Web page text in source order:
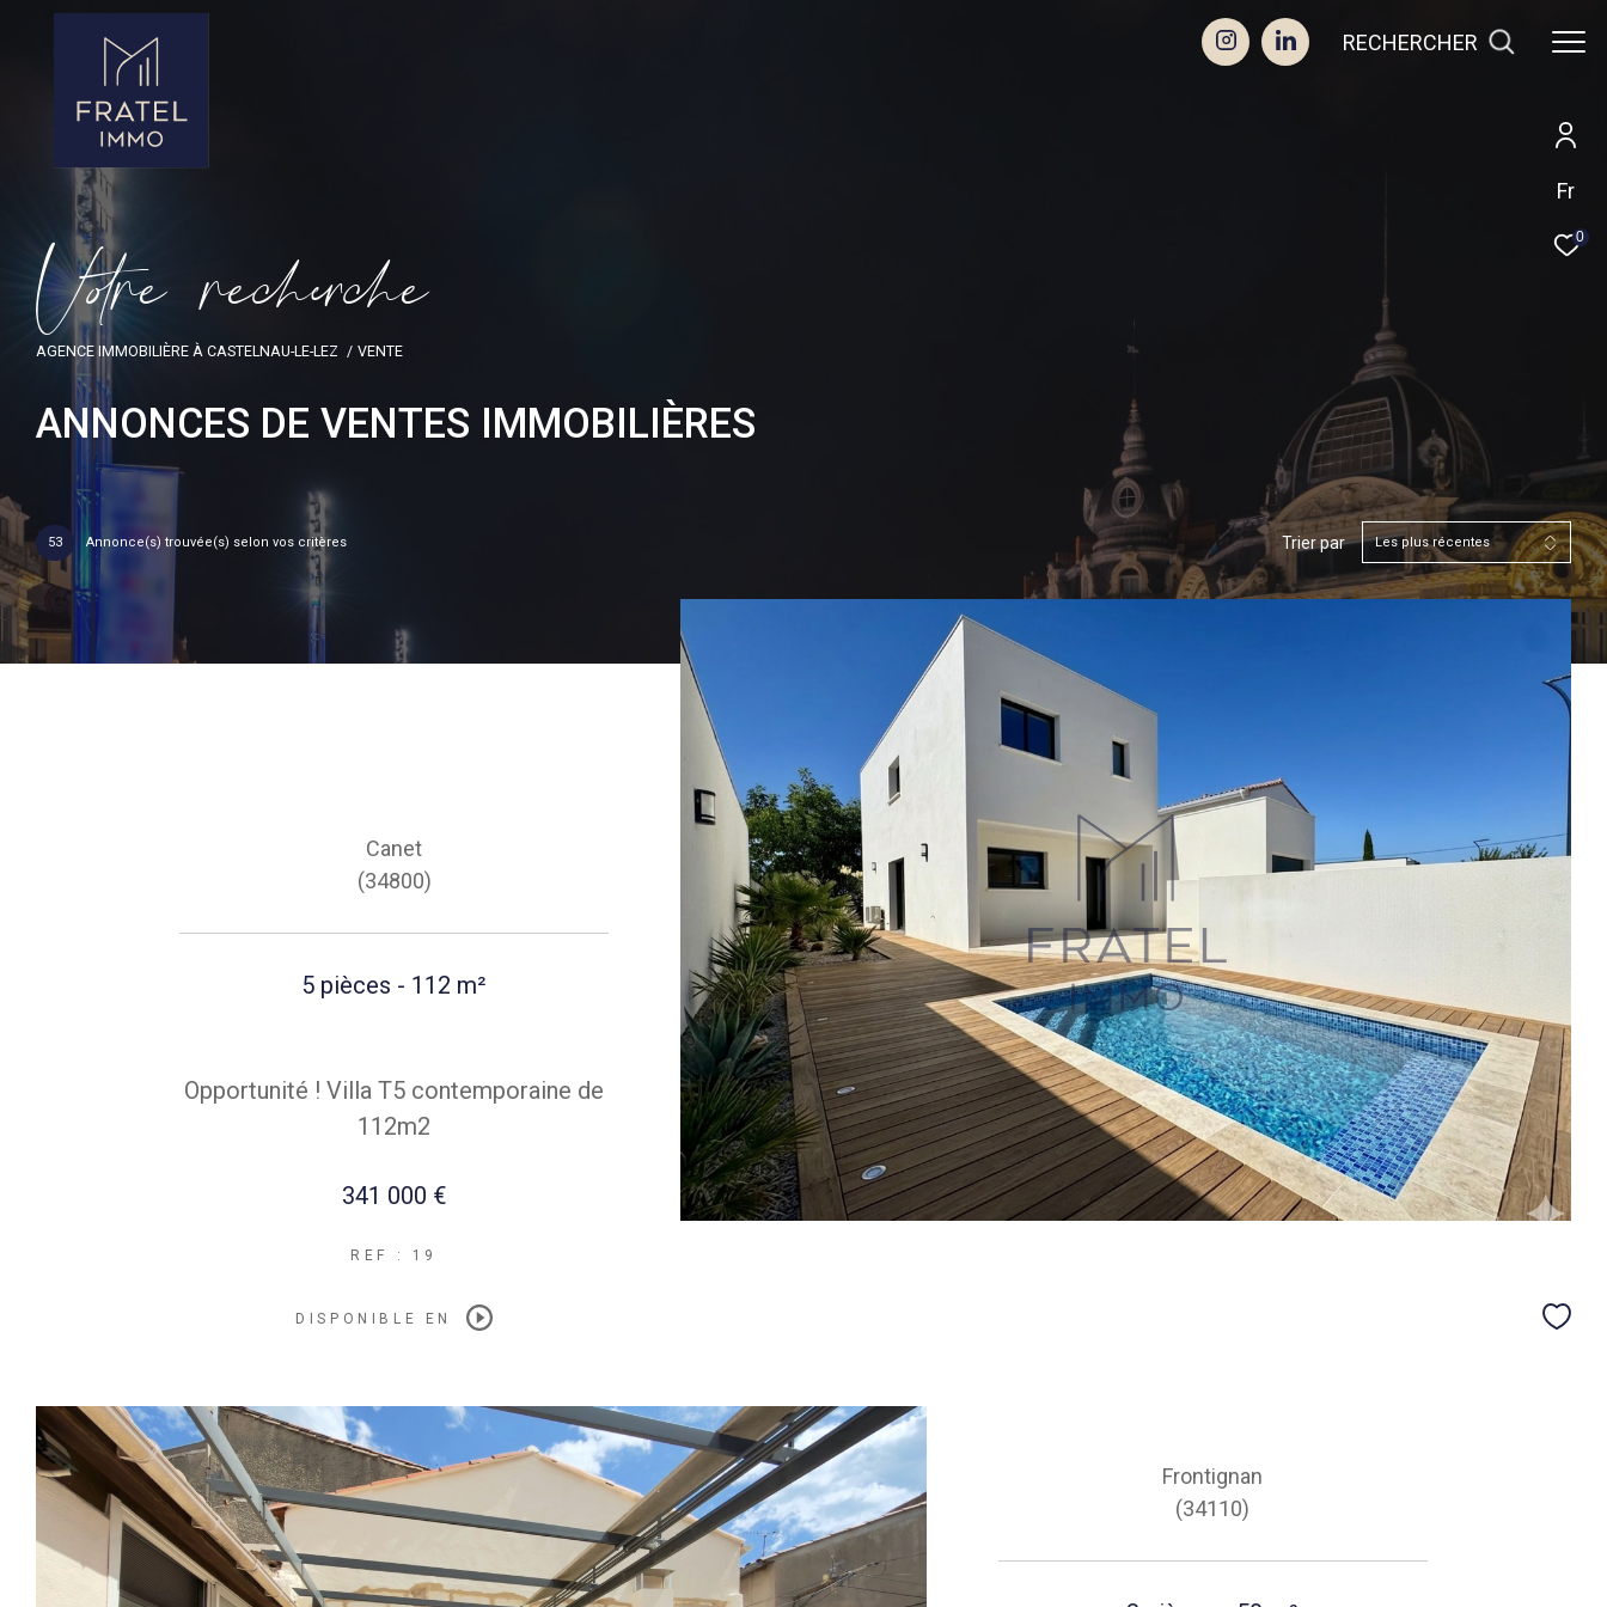
Fr
0
RECHERCHER
Vore recece
AGENCE IMMOBILIÈRE À CASTELNAU-LE-LEZ VENTE
ANNONCES DE VENTES IMMOBILIÈRES
53 Annonce(s) trouvée(s) selon vos critères Trier par Les plus récentes
Canet
(34800)
5 pièces - 112 m²
Opportunité ! Villa T5 contemporaine de
112m2
341 000 €
REF : 19
DISPONIBLE EN
Frontignan
(34110)